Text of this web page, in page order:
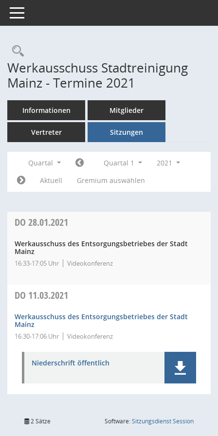
Toggle navigation
Rechercheauswahl
Werkausschuss Stadtreinigung
Mainz - Termine 2021
Informationen Mitglieder
Vertreter Sitzungen
Quartal Quartal 1
2021
Aktuell
Gremium auswählen
DO 28.01.2021
Werkausschuss des Entsorgungsbetriebes der Stadt
Mainz
16:33-17:05 Uhr Videokonferenz
DO 11.03.2021
Werkausschuss des Entsorgungsbetriebes der Stadt
Mainz
16:30-17:06 Uhr Videokonferenz
Niederschrift öffentlich
2 Sätze Software:SitzungsdienstSession(Wird in